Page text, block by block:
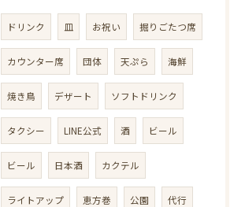
ドリンク 皿 お祝い 掘りごたつ席
カウンター席 団体 天ぷら 海鮮
焼き鳥 デザート ソフトドリンク
タクシー LINE公式 酒 ビール
ビール 日本酒 カクテル
ライトアップ 恵方巻 公園 代行